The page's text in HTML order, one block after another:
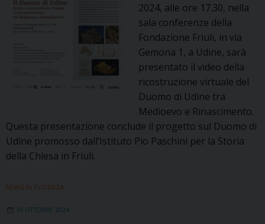
2024, alle ore 17.30, nella
sala conferenze della
Fondazione Friuli, in via
Gemona 1, a Udine, sarà
presentato il video della
ricostruzione virtuale del
Duomo di Udine tra
Medioevo e Rinascimento.
Questa presentazione conclude il progetto sul Duomo di
Udine promosso dall’Istituto Pio Paschini per la Storia
della Chiesa in Friuli.
NEWS IN EVIDENZA
10 OTTOBRE 2024